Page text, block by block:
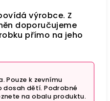
výrobce. Z
doporučujeme
přímo na jeho
Pouze k zevnímu
dosah dětí. Podrobné
na obalu produktu.